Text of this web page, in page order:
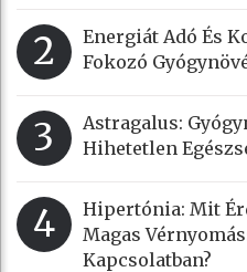
2
Energiát Adó És
Fokozó
3
Astragalus:
Hihetetlen
4
Hipertónia: Mit
Magas
Kapcsolatban?